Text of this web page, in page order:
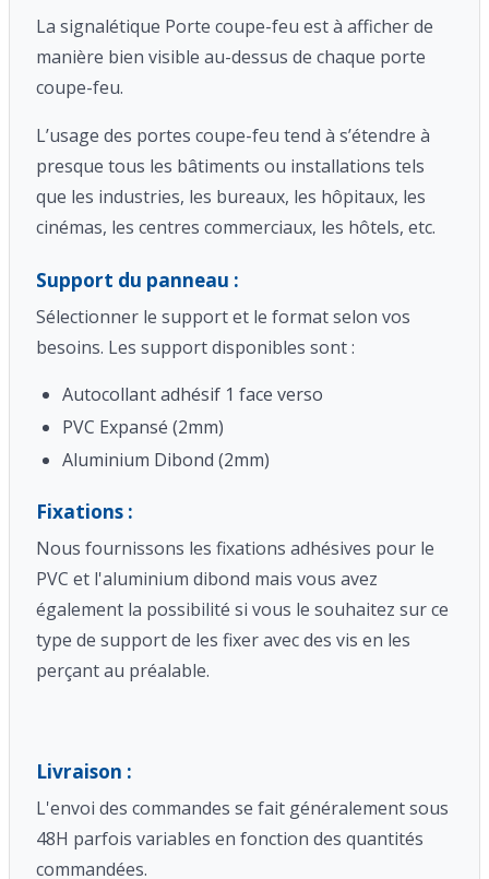
La signalétique Porte coupe-feu est à afficher de
manière bien visible au-dessus de chaque porte
coupe-feu.
L’usage des portes coupe-feu tend à s’étendre à
presque tous les bâtiments ou installations tels
que les industries, les bureaux, les hôpitaux, les
cinémas, les centres commerciaux, les hôtels, etc.
Support du panneau :
Sélectionner le support et le format selon vos
besoins. Les support disponibles sont :
Autocollant adhésif 1 face verso
PVC Expansé (2mm)
Aluminium Dibond (2mm)
Fixations :
Nous fournissons les fixations adhésives pour le
PVC et l'aluminium dibond mais vous avez
également la possibilité si vous le souhaitez sur ce
type de support de les fixer avec des vis en les
perçant au préalable.
Livraison :
L'envoi des commandes se fait généralement sous
48H parfois variables en fonction des quantités
commandées.